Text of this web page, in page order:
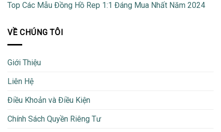
Top Các Mẫu Đồng Hồ Rep 1:1 Đáng Mua Nhất Năm 2024
VỀ CHÚNG TÔI
Giới Thiệu
Liên Hệ
Điều Khoản và Điều Kiện
Chính Sách Quyền Riêng Tư